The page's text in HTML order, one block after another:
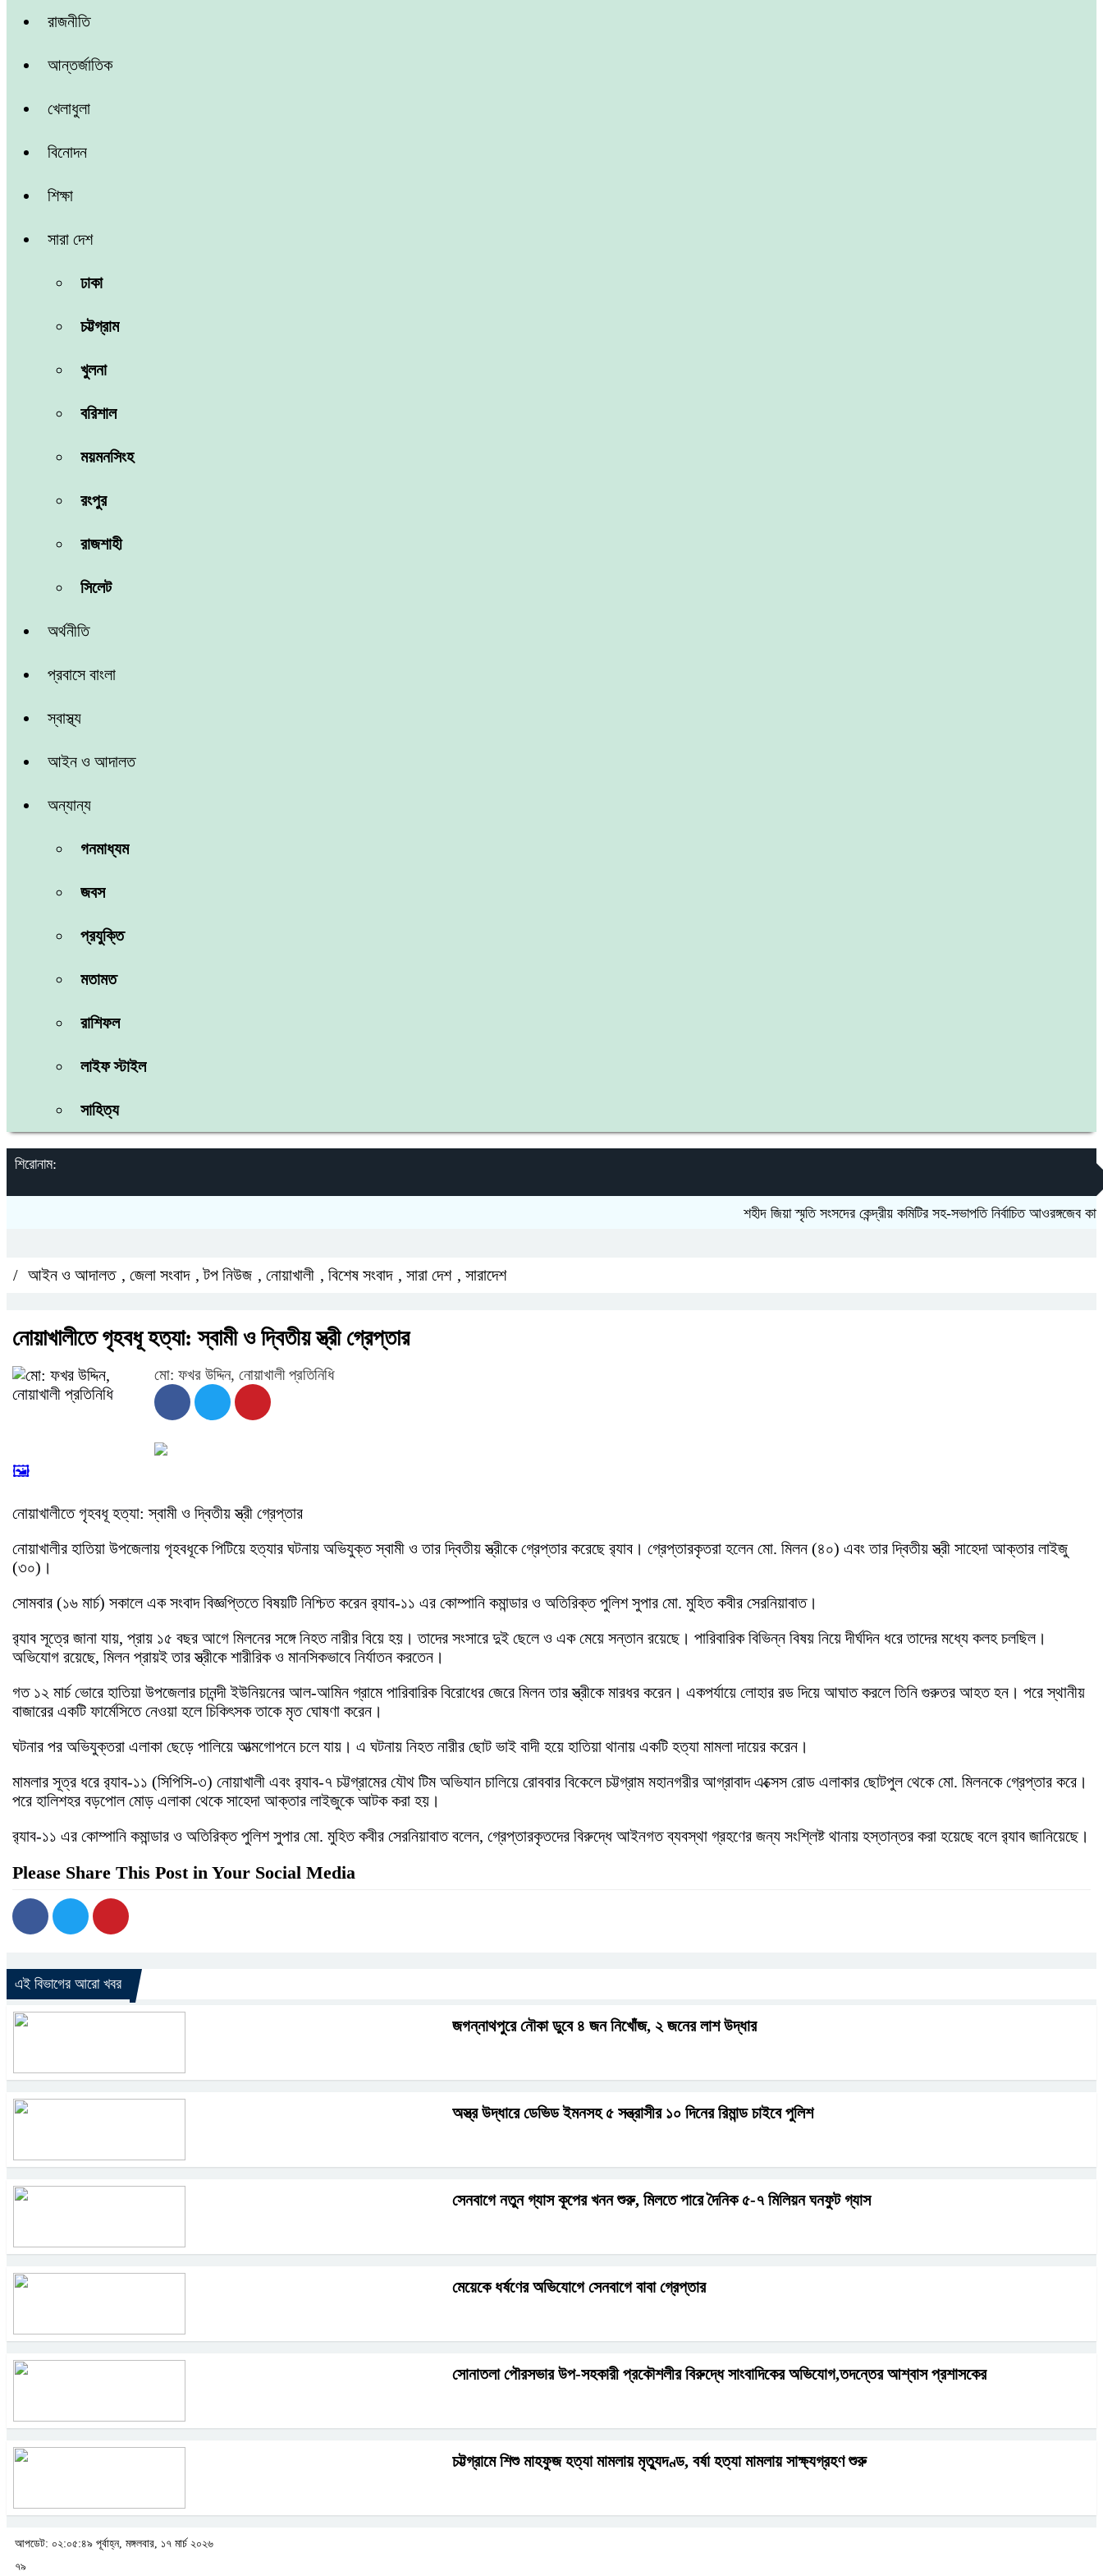
রাজনীতি
আন্তর্জাতিক
খেলাধুলা
বিনোদন
শিক্ষা
সারা দেশ
ঢাকা
চট্টগ্রাম
খুলনা
বরিশাল
ময়মনসিংহ
রংপুর
রাজশাহী
সিলেট
অর্থনীতি
প্রবাসে বাংলা
স্বাস্থ্য
আইন ও আদালত
অন্যান্য
গনমাধ্যম
জবস
প্রযুক্তি
মতামত
রাশিফল
লাইফ স্টাইল
সাহিত্য
শিরোনাম:
শহীদ জিয়া স্মৃতি সংসদের কেন্দ্রীয় কমিটির সহ-সভাপতি নির্বাচিত আওরঙ্গজেব কামাল
/ আইন ও আদালত , জেলা সংবাদ ,টপ নিউজ , নোয়াখালী , বিশেষ সংবাদ , সারা দেশ , সারাদেশ
নোয়াখালীতে গৃহবধূ হত্যা: স্বামী ও দ্বিতীয় স্ত্রী গ্রেপ্তার
মো: ফখর উদ্দিন, নোয়াখালী প্রতিনিধি
🖼️
নোয়াখালীতে গৃহবধূ হত্যা: স্বামী ও দ্বিতীয় স্ত্রী গ্রেপ্তার
নোয়াখালীর হাতিয়া উপজেলায় গৃহবধূকে পিটিয়ে হত্যার ঘটনায় অভিযুক্ত স্বামী ও তার দ্বিতীয় স্ত্রীকে গ্রেপ্তার করেছে র‍্যাব। গ্রেপ্তারকৃতরা হলেন মো. মিলন (৪০) এবং তার দ্বিতীয় স্ত্রী সাহেদা আক্তার লাইজু
(৩০)।
সোমবার (১৬ মার্চ) সকালে এক সংবাদ বিজ্ঞপ্তিতে বিষয়টি নিশ্চিত করেন র‍্যাব-১১ এর কোম্পানি কমান্ডার ও অতিরিক্ত পুলিশ সুপার মো. মুহিত কবীর সেরনিয়াবাত।
র‍্যাব সূত্রে জানা যায়, প্রায় ১৫ বছর আগে মিলনের সঙ্গে নিহত নারীর বিয়ে হয়। তাদের সংসারে দুই ছেলে ও এক মেয়ে সন্তান রয়েছে। পারিবারিক বিভিন্ন বিষয় নিয়ে দীর্ঘদিন ধরে তাদের মধ্যে কলহ চলছিল।
অভিযোগ রয়েছে, মিলন প্রায়ই তার স্ত্রীকে শারীরিক ও মানসিকভাবে নির্যাতন করতেন।
গত ১২ মার্চ ভোরে হাতিয়া উপজেলার চানন্দী ইউনিয়নের আল-আমিন গ্রামে পারিবারিক বিরোধের জেরে মিলন তার স্ত্রীকে মারধর করেন। একপর্যায়ে লোহার রড দিয়ে আঘাত করলে তিনি গুরুতর আহত হন। পরে স্থানীয়
বাজারের একটি ফার্মেসিতে নেওয়া হলে চিকিৎসক তাকে মৃত ঘোষণা করেন।
ঘটনার পর অভিযুক্তরা এলাকা ছেড়ে পালিয়ে আত্মগোপনে চলে যায়। এ ঘটনায় নিহত নারীর ছোট ভাই বাদী হয়ে হাতিয়া থানায় একটি হত্যা মামলা দায়ের করেন।
মামলার সূত্র ধরে র‍্যাব-১১ (সিপিসি-৩) নোয়াখালী এবং র‍্যাব-৭ চট্টগ্রামের যৌথ টিম অভিযান চালিয়ে রোববার বিকেলে চট্টগ্রাম মহানগরীর আগ্রাবাদ এক্সেস রোড এলাকার ছোটপুল থেকে মো. মিলনকে গ্রেপ্তার করে।
পরে হালিশহর বড়পোল মোড় এলাকা থেকে সাহেদা আক্তার লাইজুকে আটক করা হয়।
র‍্যাব-১১ এর কোম্পানি কমান্ডার ও অতিরিক্ত পুলিশ সুপার মো. মুহিত কবীর সেরনিয়াবাত বলেন, গ্রেপ্তারকৃতদের বিরুদ্ধে আইনগত ব্যবস্থা গ্রহণের জন্য সংশ্লিষ্ট থানায় হস্তান্তর করা হয়েছে বলে র‍্যাব জানিয়েছে।
Please Share This Post in Your Social Media
এই বিভাগের আরো খবর
জগন্নাথপুরে নৌকা ডুবে ৪ জন নিখোঁজ, ২ জনের লাশ উদ্ধার
অস্ত্র উদ্ধারে ডেভিড ইমনসহ ৫ সন্ত্রাসীর ১০ দিনের রিমান্ড চাইবে পুলিশ
সেনবাগে নতুন গ্যাস কূপের খনন শুরু, মিলতে পারে দৈনিক ৫-৭ মিলিয়ন ঘনফুট গ্যাস
মেয়েকে ধর্ষণের অভিযোগে সেনবাগে বাবা গ্রেপ্তার
সোনাতলা পৌরসভার উপ-সহকারী প্রকৌশলীর বিরুদ্ধে সাংবাদিকের অভিযোগ,তদন্তের আশ্বাস প্রশাসকের
চট্টগ্রামে শিশু মাহফুজ হত্যা মামলায় মৃত্যুদণ্ড, বর্ষা হত্যা মামলায় সাক্ষ্যগ্রহণ শুরু
আপডেট: ০২:০৫:৪৯ পূর্বাহ্ন, মঙ্গলবার, ১৭ মার্চ ২০২৬
৭৯